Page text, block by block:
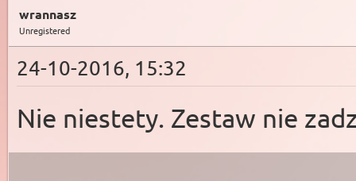
wrannasz
Unregistered
24-10-2016, 15:32
Nie niestety. Zestaw nie